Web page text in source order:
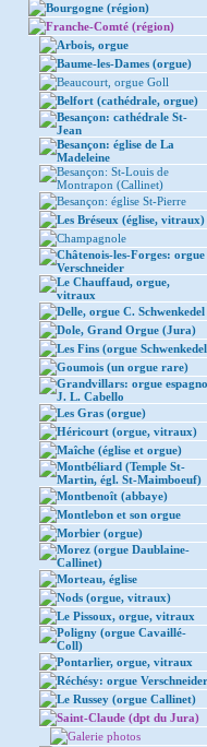
Bourgogne (région)
Franche-Comté (région)
Arbois, orgue
Baume-les-Dames (orgue)
Beaucourt, orgue Goll
Belfort (cathédrale, orgue)
Besançon: cathédrale St-
Jean
Besançon: église de La
Madeleine
Besançon: St-Louis de
Montrapon (Callinet)
Besançon: église St-Pierre
Les Bréseux (église, vitraux)
Champagnole
Châtenois-les-Forges: orgue
Verschneider
Le Chauffaud, orgue,
vitraux
Delle, orgue C. Schwenkedel
Dole, Grand Orgue (Jura)
Les Fins (orgue
Goumois (un orgue rare)
Grandvillars: orgue
J. L. Cabello
Les Gras (orgue)
Héricourt (orgue, vitraux)
Maîche (église et orgue)
Montbéliard (Temple St-
Martin, égl. St-Maimboeuf)
Montbenoît (abbaye)
Montlebon et son orgue
Morbier (orgue)
Morez (orgue Daublaine-
Callinet)
Morteau, église
Nods (orgue, vitraux)
Le Pissoux, orgue, vitraux
Poligny (orgue Cavaillé-
Coll)
Pontarlier, orgue, vitraux
Réchésy: orgue Verschneider
Le Russey (orgue Callinet)
Saint-Claude (dpt du Jura)
Galerie photos